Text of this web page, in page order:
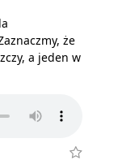
że
a jeden w